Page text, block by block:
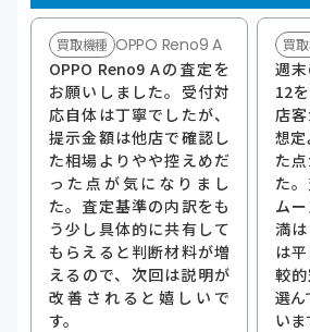
買取機種 OPPO Reno9 A
OPPO Reno9 Aの査定を
お願いしました。受付対
応自体は丁寧でしたが、
提示金額は他店で確認し
た相場よりやや控えめだ
った点が気になりまし
た。査定基準の内訳をも
う少し具体的に共有して
もらえると判断材料が増
えるので、次回は説明が
改善されると嬉しいで
す。
買
週
12
店
想定
た
た
ム
満
は
較
選ん
いま